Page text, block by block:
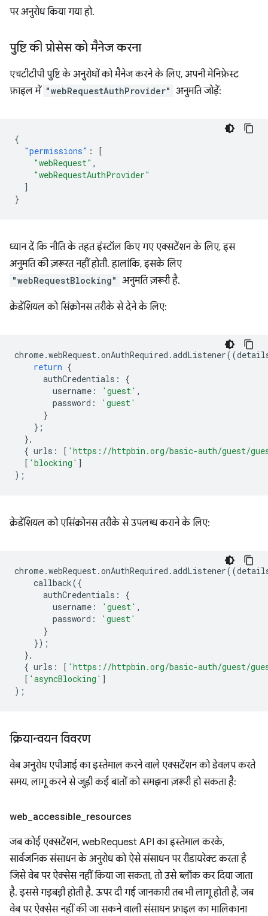
पर अनुरोध किया गया हो.
पुष्टि की प्रोसेस को मैनेज करना
एचटीटीपी पुष्टि के अनुरोधों को मैनेज करने के लिए, अपनी मेनिफ़ेस्ट
फ़ाइल में "webRequestAuthProvider" अनुमति जोड़ें:
{
"permissions" :
[
"webRequest" ,
"webRequestAuthProvider"
]
}
ध्यान दें कि नीति के तहत इंस्टॉल किए गए एक्सटेंशन के लिए, इस
अनुमति की ज़रूरत नहीं होती. हालांकि, इसके लिए
"webRequestBlocking" अनुमति ज़रूरी है.
क्रेडेंशियल को सिंक्रोनस तरीके से देने के लिए:
chrome.webRequest.onAuthRequired .addListener((
return {
authCredentials :
{
username : 'guest' ,
password :
'guest'
}
};
},
{ urls : [ 'https://httpbin.org/basic-auth/guest/
[ 'blocking' ]
);
क्रेडेंशियल को एसिंक्रोनस तरीके से उपलब्ध कराने के लिए:
chrome.webRequest.onAuthRequired .addListener((
callback({
authCredentials :
{
username : 'guest' ,
password :
'guest'
}
});
},
{ urls : [ 'https://httpbin.org/basic-auth/guest/
[ 'asyncBlocking' ]
);
क्रियान्वयन विवरण
वेब अनुरोध एपीआई का इस्तेमाल करने वाले एक्सटेंशन को डेवलप करते
समय, लागू करने से जुड़ी कई बातों को समझना ज़रूरी हो सकता है:
web accessible resources
जब कोई एक्सटेंशन, webRequest API का इस्तेमाल करके,
सार्वजनिक संसाधन के अनुरोध को ऐसे संसाधन पर रीडायरेक्ट करता है
जिसे वेब पर ऐक्सेस नहीं किया जा सकता, तो उसे ब्लॉक कर दिया जाता
है. इससे गड़बड़ी होती है. ऊपर दी गई जानकारी तब भी लागू होती है, जब
वेब पर ऐक्सेस नहीं की जा सकने वाली संसाधन फ़ाइल का मालिकाना